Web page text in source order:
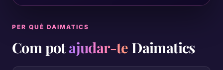
PER QUÈ DAIMATICS
Com potajudar-te Daimatics